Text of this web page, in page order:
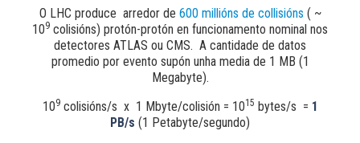
O LHC produce arredor de 600 millións de collisións ( ~
109 colisións) protón-protón en funcionamento nominal nos
detectores ATLAS ou CMS. A cantidade de datos
promedio por evento supón unha media de 1 MB (1
Megabyte).
109colisións/s x 1 Mbyte/colisión = 1015 bytes/s = 1
PB/s (1 Petabyte/segundo)